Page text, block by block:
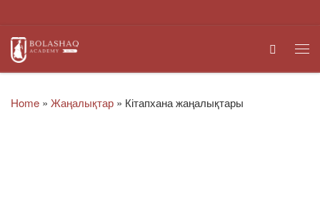
Search
Home » Жаңалықтар » Кітапхана жаңалықтары